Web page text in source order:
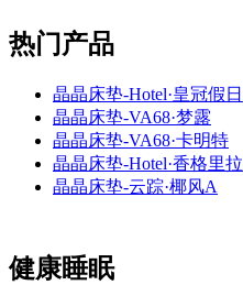
热门产品
晶晶床垫-Hotel·皇冠假日
晶晶床垫-VA68·梦露
晶晶床垫-VA68·卡明特
晶晶床垫-Hotel·香格里拉
晶晶床垫-云踪·椰风A
健康睡眠